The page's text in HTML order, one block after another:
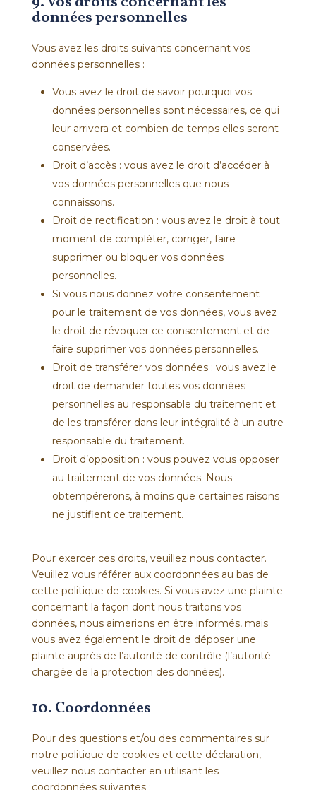
données personnelles
Vous avez les droits suivants concernant vos
données personnelles :
Vous avez le droit de savoir pourquoi vos
données personnelles sont nécessaires, ce qui
leur arrivera et combien de temps elles seront
conservées.
Droit d’accès : vous avez le droit d’accéder à
vos données personnelles que nous
connaissons.
Droit de rectification : vous avez le droit à tout
moment de compléter, corriger, faire
supprimer ou bloquer vos données
personnelles.
Si vous nous donnez votre consentement
pour le traitement de vos données, vous avez
le droit de révoquer ce consentement et de
faire supprimer vos données personnelles.
Droit de transférer vos données : vous avez le
droit de demander toutes vos données
personnelles au responsable du traitement et
de les transférer dans leur intégralité à un autre
responsable du traitement.
Droit d’opposition : vous pouvez vous opposer
au traitement de vos données. Nous
obtempérerons, à moins que certaines raisons
ne justifient ce traitement.
Pour exercer ces droits, veuillez nous contacter.
Veuillez vous référer aux coordonnées au bas de
cette politique de cookies. Si vous avez une plainte
concernant la façon dont nous traitons vos
données, nous aimerions en être informés, mais
vous avez également le droit de déposer une
plainte auprès de l’autorité de contrôle (l’autorité
chargée de la protection des données).
10. Coordonnées
Pour des questions et/ou des commentaires sur
notre politique de cookies et cette déclaration,
veuillez nous contacter en utilisant les
coordonnées suivantes :